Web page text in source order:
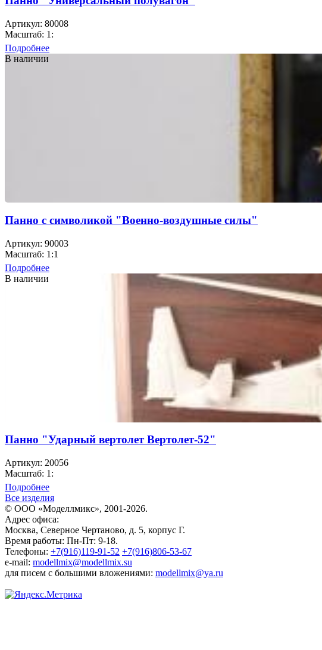
Артикул: 80008
Масштаб: 1:
Подробнее
В наличии
Панно с символикой "Военно-воздушные силы"
Артикул: 90003
Масштаб: 1:1
Подробнее
В наличии
Панно "Ударный вертолет Вертолет-52"
Артикул: 20056
Масштаб: 1:
Подробнее
Все изделия
© ООО «Моделлмикс», 2001-2026.
Адрес офиса:
Москва, Северное Чертаново, д. 5, корпус Г.
Время работы: Пн-Пт: 9-18.
Телефоны: +7(916)119-91-52 +7(916)806-53-67
e-mail: modellmix@modellmix.su
для писем с большими вложениями: modellmix@ya.ru